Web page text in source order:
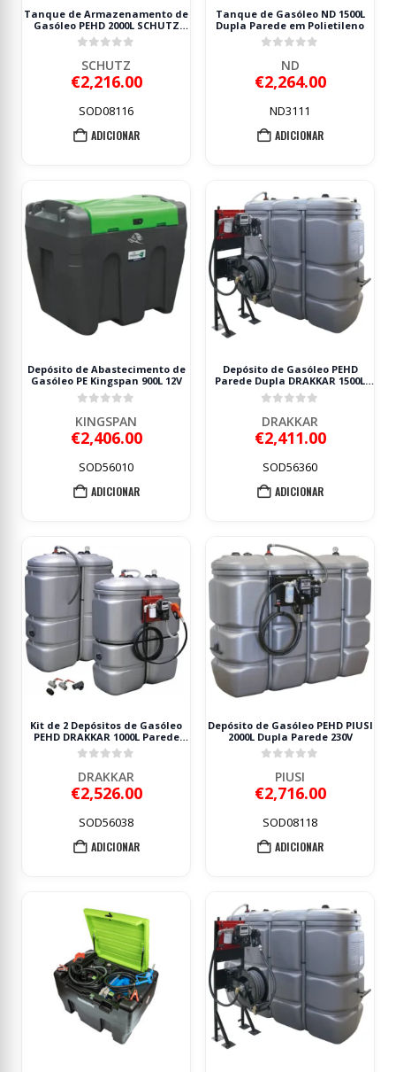
Tanque de Armazenamento de
Gasóleo PEHD 2000L SCHUTZ
Dupla Parede com Estação 230V
60 L/min
SCHUTZ
€2,216.00
SOD08116
ADICIONAR
Tanque de Gasóleo ND 1500L
Dupla Parede em Polietileno
ND
€2,264.00
ND3111
ADICIONAR
Depósito de Abastecimento de
Gasóleo PE Kingspan 900L 12V
KINGSPAN
€2,406.00
SOD56010
ADICIONAR
Depósito de Gasóleo PEHD
Parede Dupla DRAKKAR 1500L
com Estação 60 l/min e
Enrolador 10m
DRAKKAR
€2,411.00
SOD56360
ADICIONAR
Kit de 2 Depósitos de Gasóleo
PEHD DRAKKAR 1000L Parede
Dupla 230V
DRAKKAR
€2,526.00
SOD56038
ADICIONAR
Depósito de Gasóleo PEHD PIUSI
2000L Dupla Parede 230V
PIUSI
€2,716.00
SOD08118
ADICIONAR